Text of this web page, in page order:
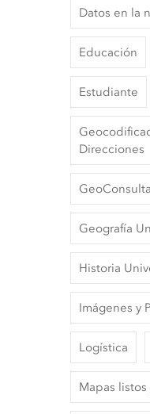
Datos en la
Educación
Estudiante
Direcciones
Geografía
Historia
Imágenes y
Logística
Mapas listos